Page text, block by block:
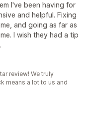
I've been having for
and helpful. Fixing
and going as far as
I wish they had a tip
review! We truly
means a lot to us and